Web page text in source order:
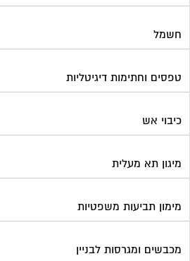
חשמל
טפסים וחתימות דיגיטליות
כיבוי אש
מיגון תא מעלית
מימון תביעות משפטיות
מכבשים ומגרסות לבניין